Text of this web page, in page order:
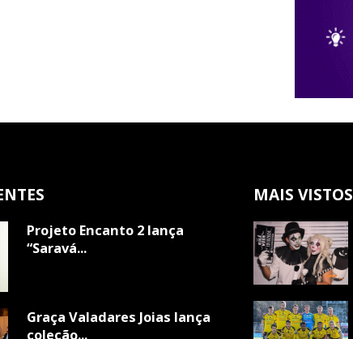
Projeto Encanto 2 lança
“Saravá...
Graça Valadares Joias lança
coleção...
MAIS VISTOS